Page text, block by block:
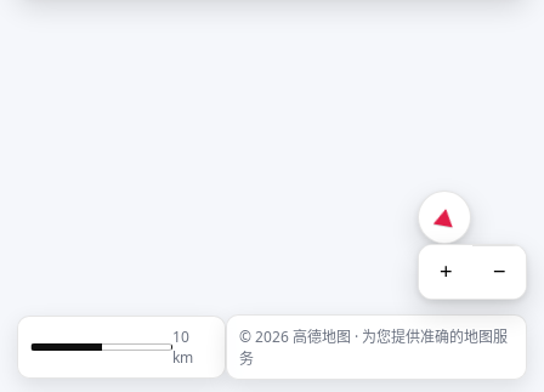
+ −
10
km
© 2026 高德地图 · 为您提供准确的地图服
务